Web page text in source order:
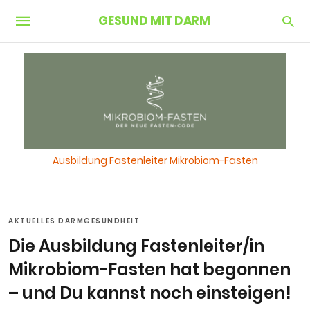
GESUND MIT DARM
Ausbildung Fastenleiter Mikrobiom-Fasten
AKTUELLES DARMGESUNDHEIT
Die Ausbildung Fastenleiter/in
Mikrobiom-Fasten hat begonnen
– und Du kannst noch einsteigen!